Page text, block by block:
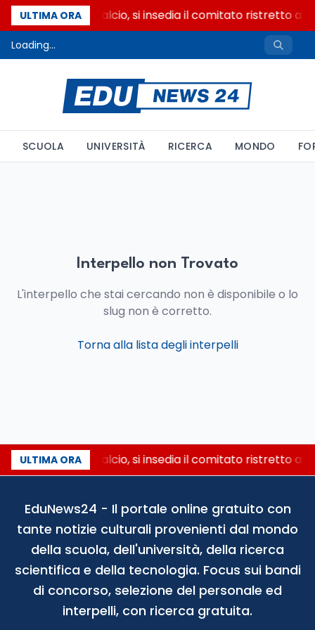
ULTIMA ORA
Riforma del calcio, si insedia il comitato ristretto al
Loading...
SCUOLA UNIVERSITÀ RICERCA MONDO
Interpello non Trovato
L'interpello che stai cercando non è disponibile o lo
slug non è corretto.
Torna alla lista degli interpelli
ULTIMA ORA
Riforma del calcio, si insedia il comitato ristretto al
EduNews24 - Il portale online gratuito con
tante notizie culturali provenienti dal mondo
della scuola, dell'università, della ricerca
scientifica e della tecnologia. Focus sui bandi
di concorso, selezione del personale ed
interpelli, con ricerca gratuita.